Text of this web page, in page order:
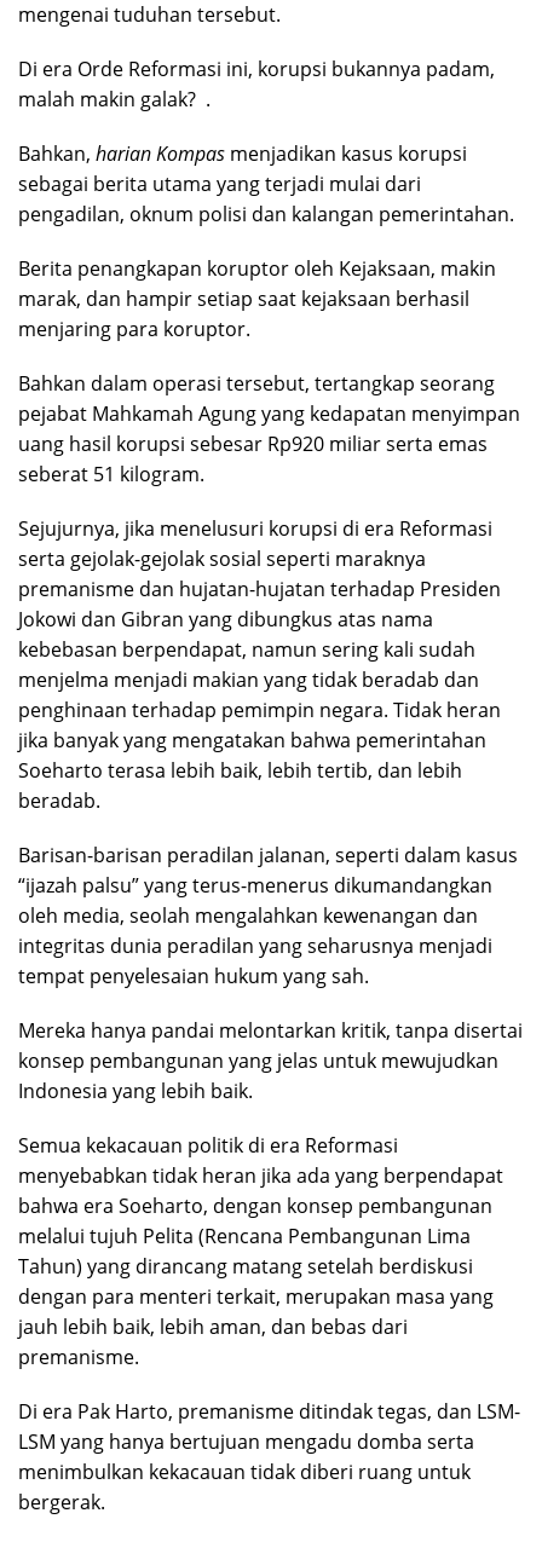
mengenai tuduhan tersebut.
Di era Orde Reformasi ini, korupsi bukannya padam,
malah makin galak? .
Bahkan, harian Kompas menjadikan kasus korupsi
sebagai berita utama yang terjadi mulai dari
pengadilan, oknum polisi dan kalangan pemerintahan.
Berita penangkapan koruptor oleh Kejaksaan, makin
marak, dan hampir setiap saat kejaksaan berhasil
menjaring para koruptor.
Bahkan dalam operasi tersebut, tertangkap seorang
pejabat Mahkamah Agung yang kedapatan menyimpan
uang hasil korupsi sebesar Rp920 miliar serta emas
seberat 51 kilogram.
Sejujurnya, jika menelusuri korupsi di era Reformasi
serta gejolak-gejolak sosial seperti maraknya
premanisme dan hujatan-hujatan terhadap Presiden
Jokowi dan Gibran yang dibungkus atas nama
kebebasan berpendapat, namun sering kali sudah
menjelma menjadi makian yang tidak beradab dan
penghinaan terhadap pemimpin negara. Tidak heran
jika banyak yang mengatakan bahwa pemerintahan
Soeharto terasa lebih baik, lebih tertib, dan lebih
beradab.
Barisan-barisan peradilan jalanan, seperti dalam kasus
“ijazah palsu” yang terus-menerus dikumandangkan
oleh media, seolah mengalahkan kewenangan dan
integritas dunia peradilan yang seharusnya menjadi
tempat penyelesaian hukum yang sah.
Mereka hanya pandai melontarkan kritik, tanpa disertai
konsep pembangunan yang jelas untuk mewujudkan
Indonesia yang lebih baik.
Semua kekacauan politik di era Reformasi
menyebabkan tidak heran jika ada yang berpendapat
bahwa era Soeharto, dengan konsep pembangunan
melalui tujuh Pelita (Rencana Pembangunan Lima
Tahun) yang dirancang matang setelah berdiskusi
dengan para menteri terkait, merupakan masa yang
jauh lebih baik, lebih aman, dan bebas dari
premanisme.
Di era Pak Harto, premanisme ditindak tegas, dan LSM-
LSM yang hanya bertujuan mengadu domba serta
menimbulkan kekacauan tidak diberi ruang untuk
bergerak.